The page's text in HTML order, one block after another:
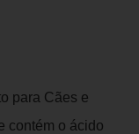
para Cães e
contém o ácido